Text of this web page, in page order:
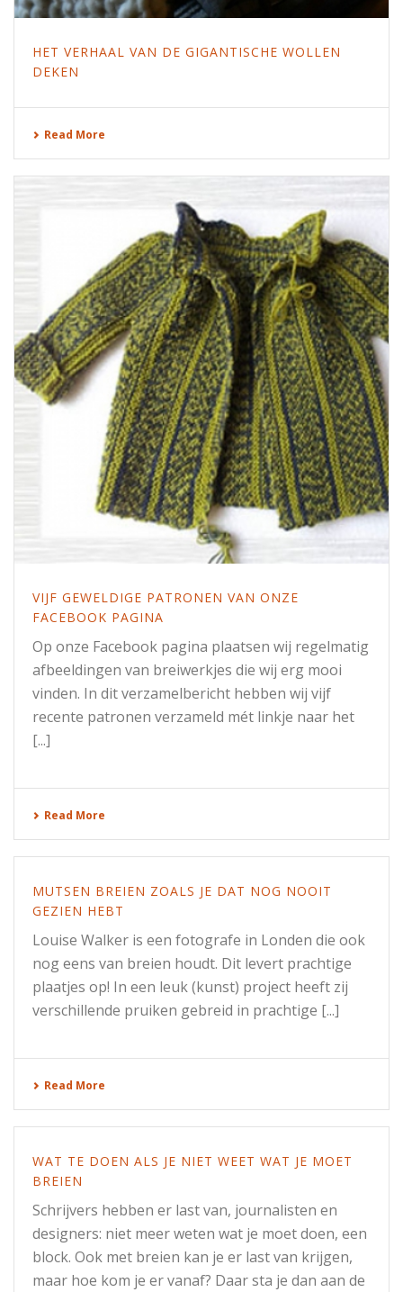
HET VERHAAL VAN DE GIGANTISCHE WOLLEN
DEKEN
Read More
VIJF GEWELDIGE PATRONEN VAN ONZE
FACEBOOK PAGINA
Op onze Facebook pagina plaatsen wij regelmatig
afbeeldingen van breiwerkjes die wij erg mooi
vinden. In dit verzamelbericht hebben wij vijf
recente patronen verzameld mét linkje naar het
[...]
Read More
MUTSEN BREIEN ZOALS JE DAT NOG NOOIT
GEZIEN HEBT
Louise Walker is een fotografe in Londen die ook
nog eens van breien houdt. Dit levert prachtige
plaatjes op! In een leuk (kunst) project heeft zij
verschillende pruiken gebreid in prachtige [...]
Read More
WAT TE DOEN ALS JE NIET WEET WAT JE MOET
BREIEN
Schrijvers hebben er last van, journalisten en
designers: niet meer weten wat je moet doen, een
block. Ook met breien kan je er last van krijgen,
maar hoe kom je er vanaf? Daar sta je dan aan de